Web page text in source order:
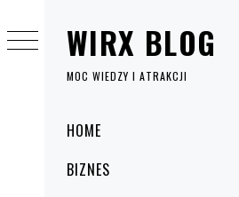
WIRX BLOG
MOC WIEDZY I ATRAKCJI
Menu
główne
HOME
BIZNES
do
treści